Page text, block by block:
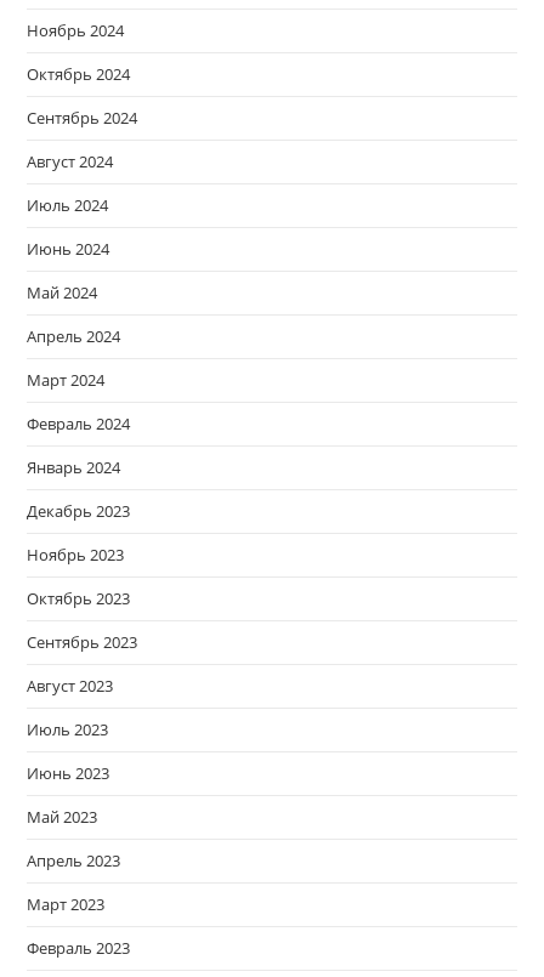
Ноябрь 2024
Октябрь 2024
Сентябрь 2024
Август 2024
Июль 2024
Июнь 2024
Май 2024
Апрель 2024
Март 2024
Февраль 2024
Январь 2024
Декабрь 2023
Ноябрь 2023
Октябрь 2023
Сентябрь 2023
Август 2023
Июль 2023
Июнь 2023
Май 2023
Апрель 2023
Март 2023
Февраль 2023